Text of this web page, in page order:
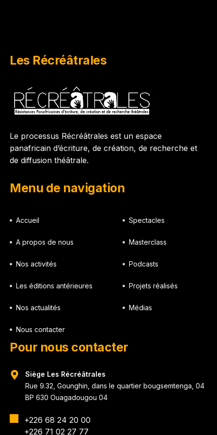
Les Récréâtrales
Le processus Récréâtrales est un espace
panafricain d’écriture, de création, de recherche et
de diffusion théâtrale.
Menu de navigation
Accueil
A propos de nous
Nos activités
Les éditions antérieures
Nos actualités
Nous contacter
Spectacles
Masterclass
Podcasts
Projets réalisés
Médias
Pour nous contacter
Siège Les Récréâtrales
Rue 9.32, Gounghin, dans le quartier bougsemtenga, 04
BP 630 Ouagadougou 04
+226 68 24 20 00
+226 71 02 27 77